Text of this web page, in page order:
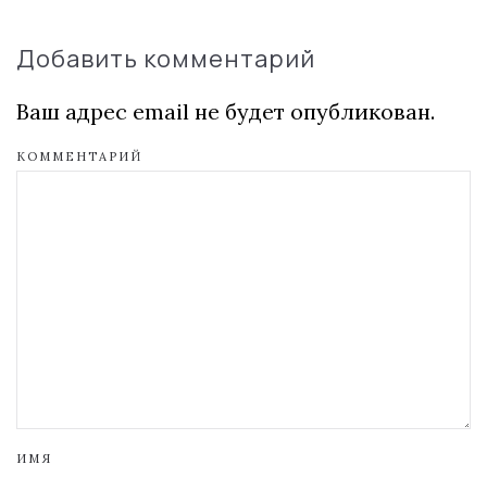
Добавить комментарий
Ваш адрес email не будет опубликован.
КОММЕНТАРИЙ
ИМЯ